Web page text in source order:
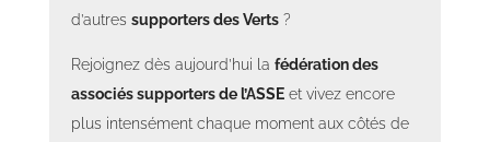
d’autres supporters des Verts ?
Rejoignez dès aujourd’hui la fédération des
associés supporters de l’ASSE et vivez encore
plus intensément chaque moment aux côtés de